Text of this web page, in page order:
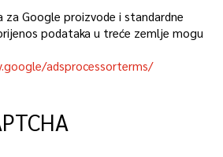
za Google proizvode i standardne
podataka u treće zemlje mogu
adsprocessorterms/